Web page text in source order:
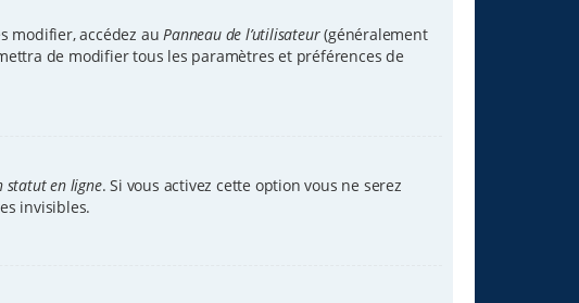
modifier, accédez au Panneau de l’utilisateur(généralement
de modifier tous les paramètres et préférences de
statut en ligne. Si vous activez cette option vous ne serez
invisibles.